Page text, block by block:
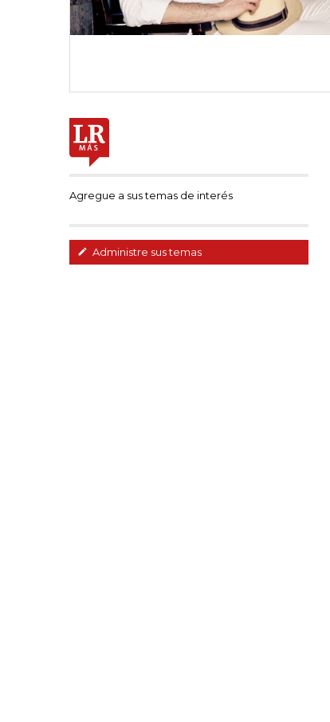
Agregue a sus temas de interés
Administre sus temas